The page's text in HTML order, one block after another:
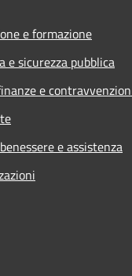
e formazione
e sicurezza pubblica
e
e assistenza